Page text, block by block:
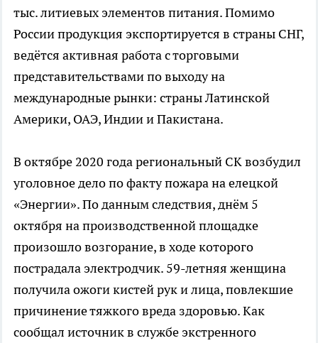
тыс. литиевых элементов питания. Помимо
России продукция экспортируется в страны СНГ,
ведётся активная работа с торговыми
представительствами по выходу на
международные рынки: страны Латинской
Америки, ОАЭ, Индии и Пакистана.
В октябре 2020 года региональный СК возбудил
уголовное дело по факту пожара на елецкой
«Энергии». По данным следствия, днём 5
октября на производственной площадке
произошло возгорание, в ходе которого
пострадала электродчик. 59-летняя женщина
получила ожоги кистей рук и лица, повлекшие
причинение тяжкого вреда здоровью. Как
сообщал источник в службе экстренного